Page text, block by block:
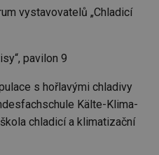
vystavovatelů „Chladicí
pavilon 9
s hořlavými chladivy
Kälte-Klima-
chladicí a klimatizační